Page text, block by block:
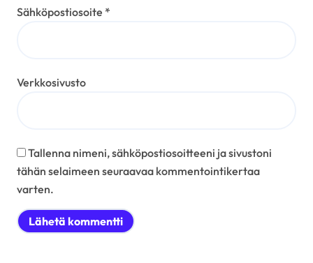
Sähköpostiosoite *
Verkkosivusto
Tallenna nimeni, sähköpostiosoitteeni ja sivustoni
tähän selaimeen seuraavaa kommentointikertaa
varten.